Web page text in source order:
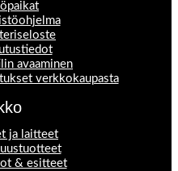
avaaminen
verkkokaupasta
ja laitteet
& esitteet